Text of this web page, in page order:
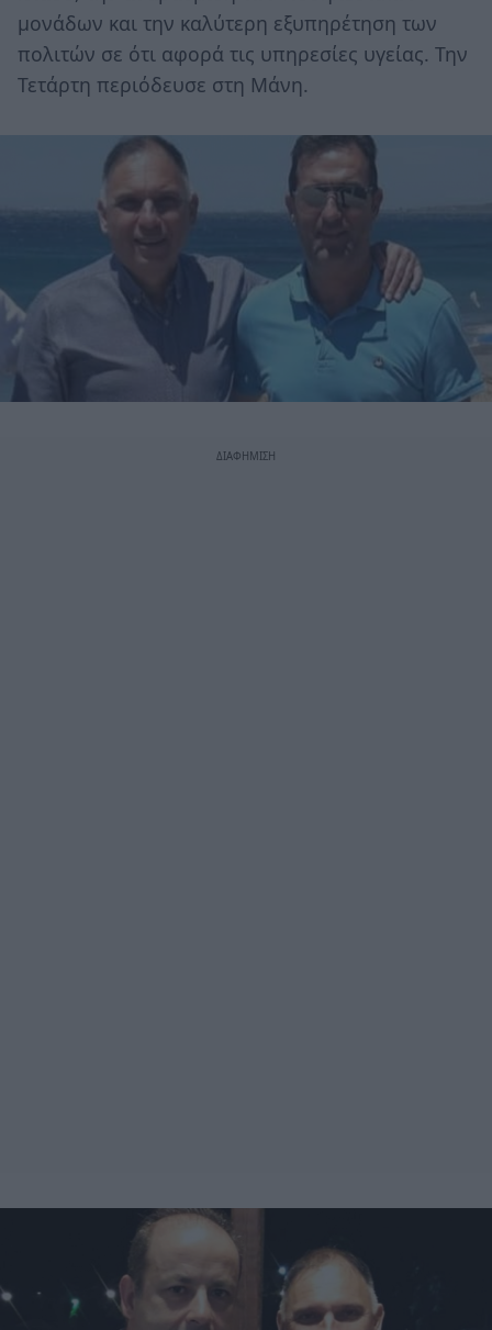
μονάδων και την καλύτερη εξυπηρέτηση των
πολιτών σε ότι αφορά τις υπηρεσίες υγείας. Την
Τετάρτη περιόδευσε στη Μάνη.